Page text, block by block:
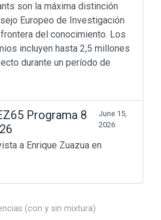
son la máxima distinción
Europeo de Investigación
del conocimiento. Los
incluyen hasta 2,5 millones
durante un período de
Programa 8
June 15,
2026
a Enrique Zuazua en
(con y sin mixtura)